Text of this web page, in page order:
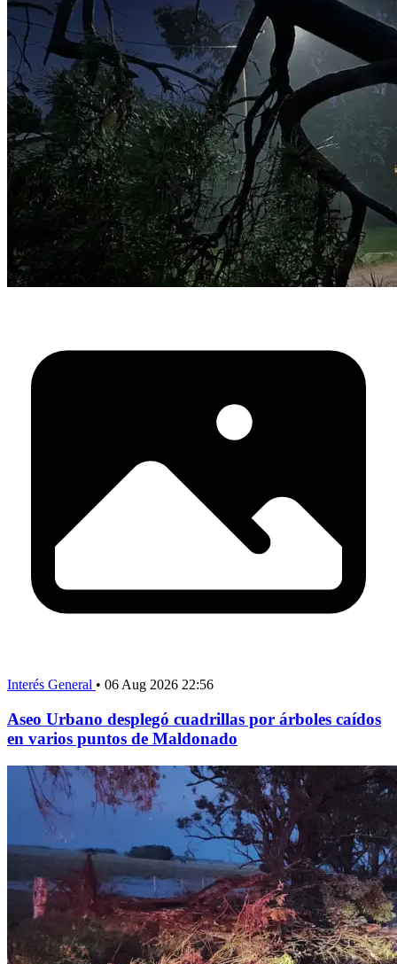
Interés General • 06 Aug 2026 22:56
Aseo Urbano desplegó cuadrillas por árboles caídos
en varios puntos de Maldonado